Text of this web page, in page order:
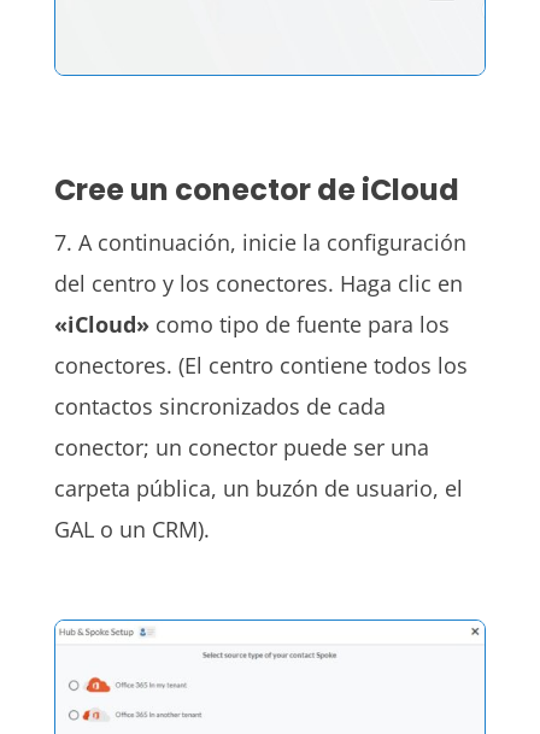
Cree un conector de iCloud
7. A continuación, inicie la configuración
del centro y los conectores. Haga clic en
«iCloud» como tipo de fuente para los
conectores. (El centro contiene todos los
contactos sincronizados de cada
conector; un conector puede ser una
carpeta pública, un buzón de usuario, el
GAL o un CRM).